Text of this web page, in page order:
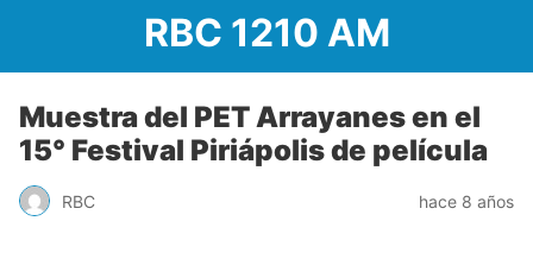
RBC 1210 AM
Muestra del PET Arrayanes en el
15° Festival Piriápolis de película
RBC hace 8 años